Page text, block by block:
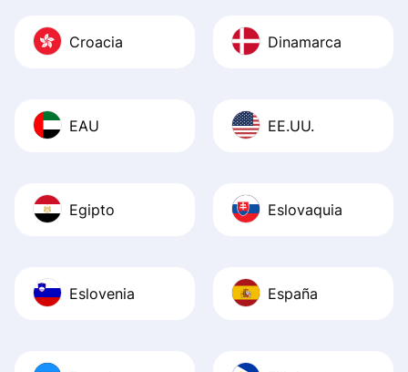
Croacia Dinamarca
EAU EE.UU.
Egipto Eslovaquia
Eslovenia España